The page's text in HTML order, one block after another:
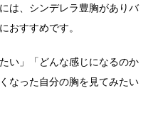
は、シンデレラ豊胸がありバ
おすすめです。
い」「どんな感じになるのか
なった自分の胸を見てみたい